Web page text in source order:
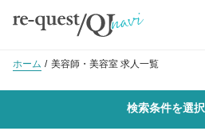
ホーム 美容師・美容室 求人一覧
検索条件を選択